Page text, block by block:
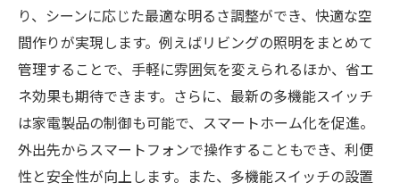
り、シーンに応じた最適な明るさ調整ができ、快適な空
間作りが実現します。例えばリビングの照明をまとめて
管理することで、手軽に雰囲気を変えられるほか、省エ
ネ効果も期待できます。さらに、最新の多機能スイッチ
は家電製品の制御も可能で、スマートホーム化を促進。
外出先からスマートフォンで操作することもでき、利便
性と安全性が向上します。また、多機能スイッチの設置